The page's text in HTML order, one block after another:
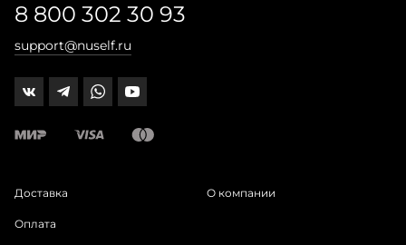
8 800 302 30 93
support@nuself.ru
Доставка
Оплата
О компании